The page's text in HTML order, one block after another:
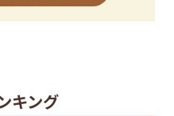
キング